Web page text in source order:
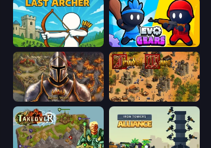
Last Archer Evo Gears
Khan Wars Feudal Wars